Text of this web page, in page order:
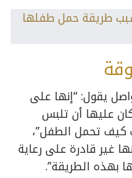
يقول: “إنها على
عليها أن تلبس
كيف تحمل الطفل”،
غير قادرة على رعاية
بهذه الطريقة”.